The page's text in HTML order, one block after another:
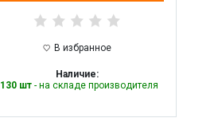
В избранное
Наличие:
130 шт- на складе производителя